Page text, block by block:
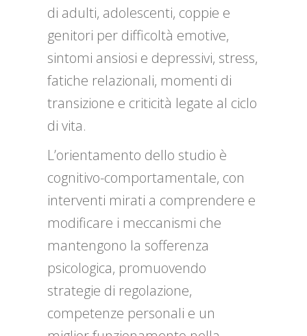
di adulti, adolescenti, coppie e
genitori per difficoltà emotive,
sintomi ansiosi e depressivi, stress,
fatiche relazionali, momenti di
transizione e criticità legate al ciclo
di vita.
L’orientamento dello studio è
cognitivo-comportamentale, con
interventi mirati a comprendere e
modificare i meccanismi che
mantengono la sofferenza
psicologica, promuovendo
strategie di regolazione,
competenze personali e un